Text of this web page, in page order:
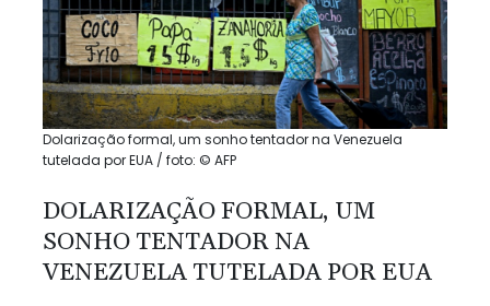
Dolarização formal, um sonho tentador na Venezuela
tutelada por EUA / foto: © AFP
DOLARIZAÇÃO FORMAL, UM
SONHO TENTADOR NA
VENEZUELA TUTELADA POR EUA